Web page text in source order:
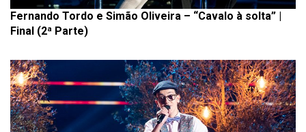
Fernando Tordo e Simão Oliveira – “Cavalo à solta” |
Final (2ª Parte)